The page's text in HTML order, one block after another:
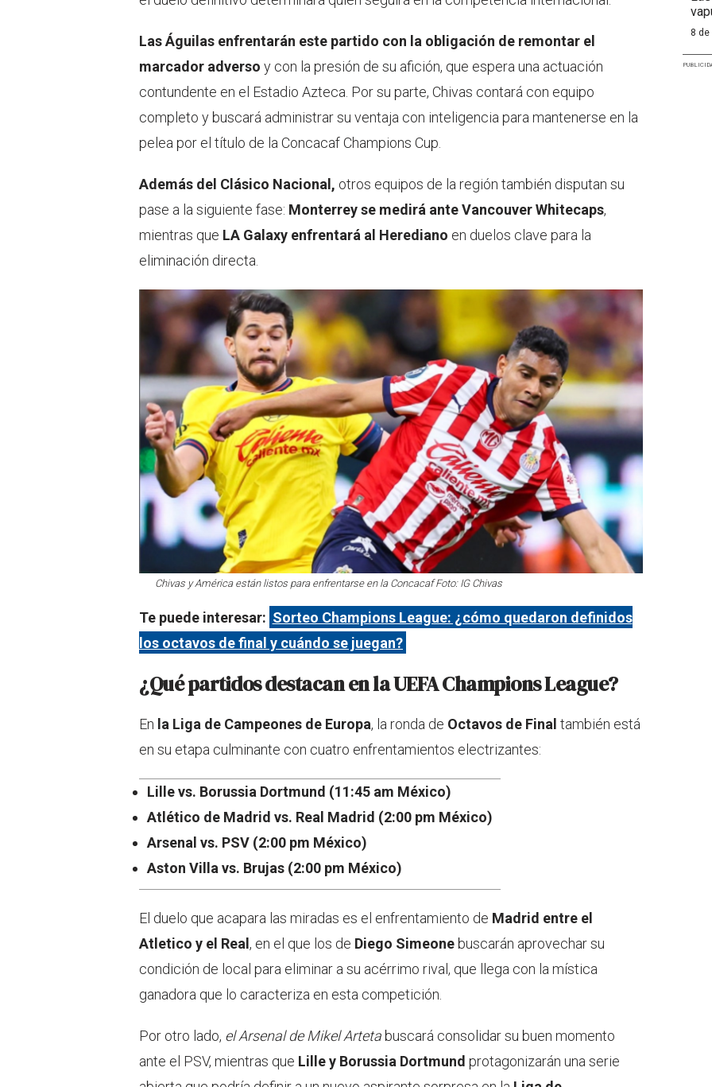
Las Águilas enfrentarán este partido con la obligación de remontar el
marcador adverso y con la presión de su afición, que espera una actuación
contundente en el Estadio Azteca. Por su parte, Chivas contará con equipo
completo y buscará administrar su ventaja con inteligencia para mantenerse en la
pelea por el título de la Concacaf Champions Cup.
Además del Clásico Nacional, otros equipos de la región también disputan su
pase a la siguiente fase: Monterrey se medirá ante Vancouver Whitecaps,
mientras que LA Galaxy enfrentará al Herediano en duelos clave para la
eliminación directa.
Chivas y América están listos para enfrentarse en la Concacaf Foto: IG Chivas
Te puede interesar: Sorteo Champions League: ¿cómo quedaron definidos
los octavos de final y cuándo se juegan?
¿Qué partidos destacan en la UEFA Champions League?
En la Liga de Campeones de Europa, la ronda de Octavos de Final también está
en su etapa culminante con cuatro enfrentamientos electrizantes:
Lille vs. Borussia Dortmund (11:45 am México)
Atlético de Madrid vs. Real Madrid (2:00 pm México)
Arsenal vs. PSV (2:00 pm México)
Aston Villa vs. Brujas (2:00 pm México)
El duelo que acapara las miradas es el enfrentamiento de Madrid entre el
Atletico y el Real , en el que los de Diego Simeone buscarán aprovechar su
condición de local para eliminar a su acérrimo rival, que llega con la mística
ganadora que lo caracteriza en esta competición.
Por otro lado, el Arsenal de Mikel Arteta buscará consolidar su buen momento
ante el PSV, mientras que Lille y Borussia Dortmund protagonizarán una serie
8